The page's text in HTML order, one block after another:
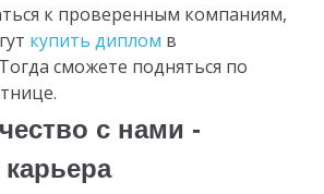
к проверенным компаниям,
купить диплом в
сможете подняться по
с нами -